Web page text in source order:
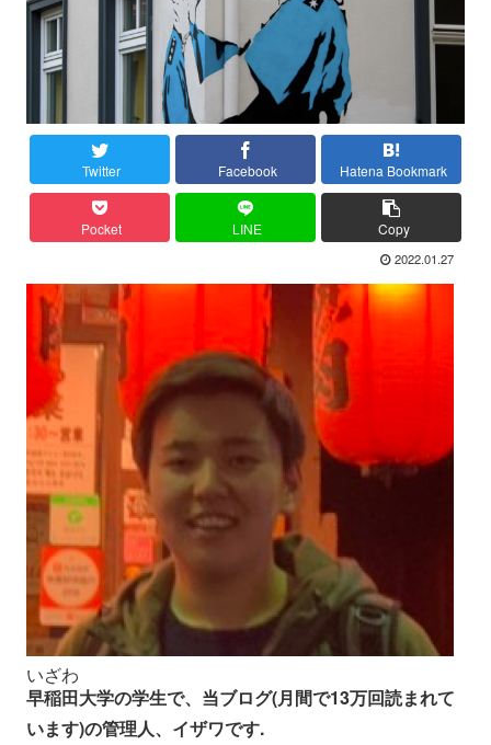
Twitter Facebook Hatena Bookmark
Pocket LINE Copy
2022.01.27
いざわ
早稲田大学の学生で、当ブログ(月間で13万回読まれて
います)の管理人、イザワです.